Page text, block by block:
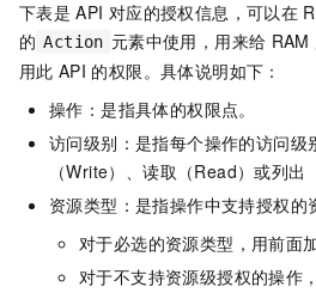
下表是 API 对应的授权信息，可以在
的 Action 元素中使用，用来给 RAM
用此 API 的权限。具体说明如下：
操作：是指具体的权限点。
访问级别：是指每个操作的访问级
（Write）、读取（Read）或列出
资源类型：是指操作中支持授权的
对于必选的资源类型，用前面
对于不支持资源级授权的操作